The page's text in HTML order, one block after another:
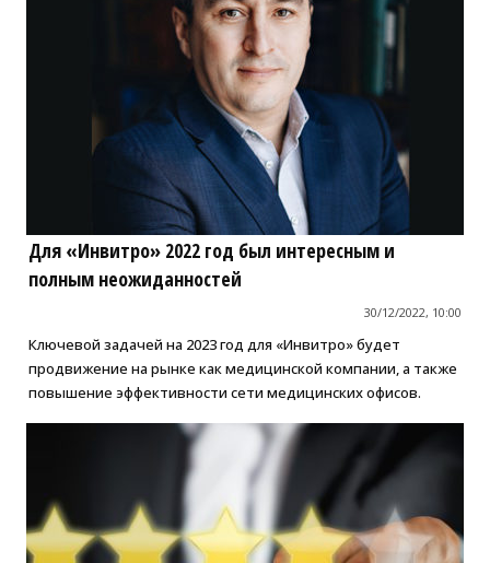
Для «Инвитро» 2022 год был интересным и
полным неожиданностей
30/12/2022, 10:00
Ключевой задачей на 2023 год для «Инвитро» будет
продвижение на рынке как медицинской компании, а также
повышение эффективности сети медицинских офисов.